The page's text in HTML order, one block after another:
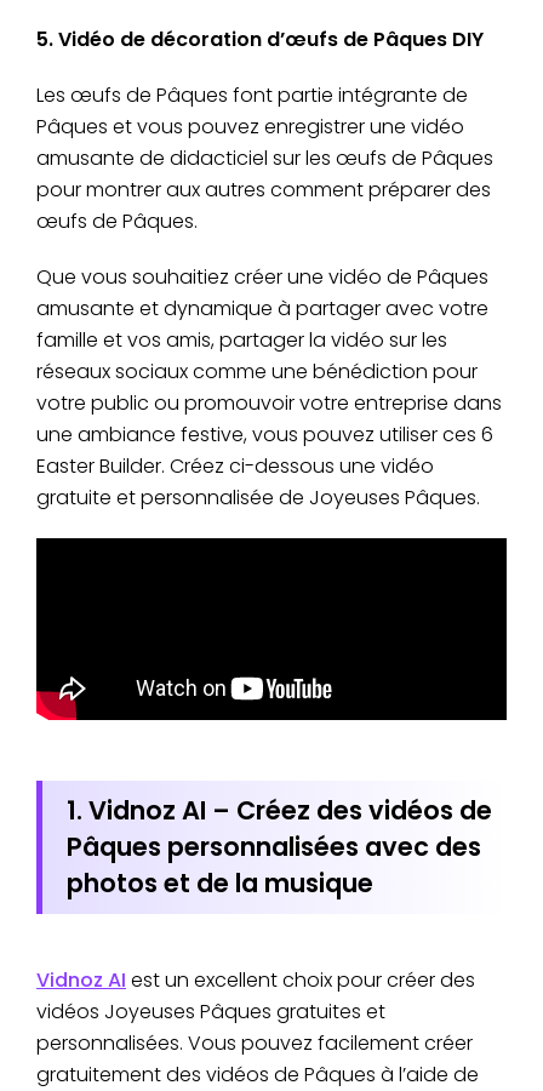
5. Vidéo de décoration d’œufs de Pâques DIY
Les œufs de Pâques font partie intégrante de
Pâques et vous pouvez enregistrer une vidéo
amusante de didacticiel sur les œufs de Pâques
pour montrer aux autres comment préparer des
œufs de Pâques.
Que vous souhaitiez créer une vidéo de Pâques
amusante et dynamique à partager avec votre
famille et vos amis, partager la vidéo sur les
réseaux sociaux comme une bénédiction pour
votre public ou promouvoir votre entreprise dans
une ambiance festive, vous pouvez utiliser ces 6
Easter Builder. Créez ci-dessous une vidéo
gratuite et personnalisée de Joyeuses Pâques.
1. Vidnoz AI – Créez des vidéos de
Pâques personnalisées avec des
photos et de la musique
Vidnoz AI est un excellent choix pour créer des
vidéos Joyeuses Pâques gratuites et
personnalisées. Vous pouvez facilement créer
gratuitement des vidéos de Pâques à l’aide de